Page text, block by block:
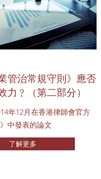
管治常規守則》應否
力﹖（第二部分）
年12月在香港律師會官方
中發表的論文
了解更多